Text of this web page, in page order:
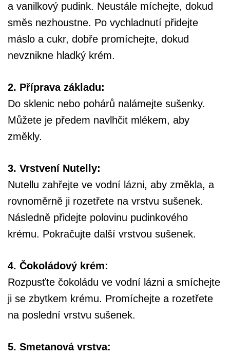
a vanilkový pudink. Neustále míchejte, dokud
směs nezhoustne. Po vychladnutí přidejte
máslo a cukr, dobře promíchejte, dokud
nevznikne hladký krém.
2. Příprava základu:
Do sklenic nebo pohárů nalámejte sušenky.
Můžete je předem navlhčit mlékem, aby
změkly.
3. Vrstvení Nutelly:
Nutellu zahřejte ve vodní lázni, aby změkla, a
rovnoměrně ji rozetřete na vrstvu sušenek.
Následně přidejte polovinu pudinkového
krému. Pokračujte další vrstvou sušenek.
4. Čokoládový krém:
Rozpusťte čokoládu ve vodní lázni a smíchejte
ji se zbytkem krému. Promíchejte a rozetřete
na poslední vrstvu sušenek.
5. Smetanová vrstva: